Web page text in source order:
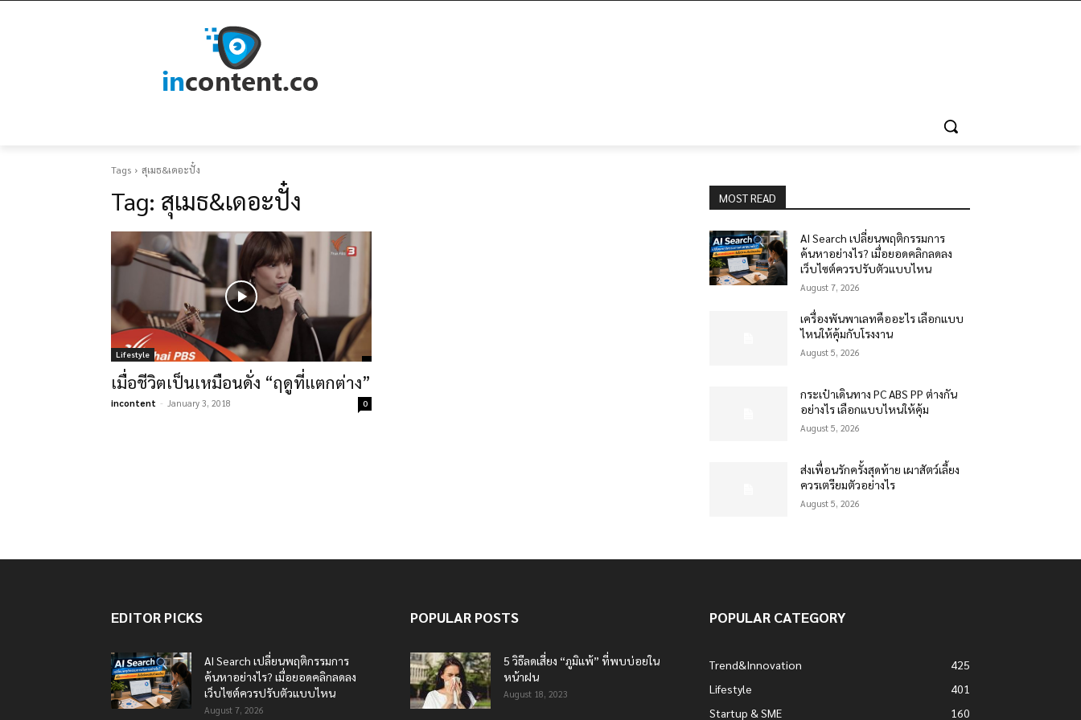
Tags สุเมธ&เดอะปั๋ง
Tag: สุเมธ&เดอะปั๋ง
Lifestyle
เมื่อชีวิตเป็นเหมือนดั่ง “ฤดูที่แตกต่าง”
incontent - January 3, 2018 0
MOST READ
AI Search เปลี่ยนพฤติกรรมการ
ค้นหาอย่างไร? เมื่อยอดคลิกลดลง
เว็บไซต์ควรปรับตัวแบบไหน
August 7, 2026
เครื่องพันพาเลทคืออะไร เลือกแบบ
ไหนให้คุ้มกับโรงงาน
August 5, 2026
กระเป๋าเดินทาง PC ABS PP ต่างกัน
อย่างไร เลือกแบบไหนให้คุ้ม
August 5, 2026
ส่งเพื่อนรักครั้งสุดท้าย เผาสัตว์เลี้ยง
ควรเตรียมตัวอย่างไร
August 5, 2026
EDITOR PICKS
AI Search เปลี่ยนพฤติกรรมการ
ค้นหาอย่างไร? เมื่อยอดคลิกลดลง
เว็บไซต์ควรปรับตัวแบบไหน
August 7, 2026
POPULAR POSTS
5 วิธีลดเสี่ยง “ภูมิแพ้” ที่พบบ่อยใน
หน้าฝน
August 18, 2023
POPULAR CATEGORY
Trend&Innovation
425
Lifestyle
401
Startup & SME
160